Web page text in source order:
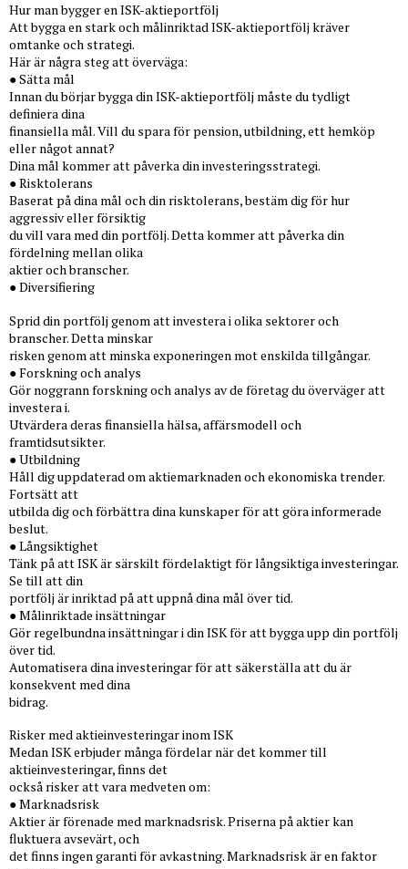
Hur man bygger en ISK-aktieportfölj
Att bygga en stark och målinriktad ISK-aktieportfölj kräver
omtanke och strategi.
Här är några steg att överväga:
● Sätta mål
Innan du börjar bygga din ISK-aktieportfölj måste du tydligt
definiera dina
finansiella mål. Vill du spara för pension, utbildning, ett hemköp
eller något annat?
Dina mål kommer att påverka din investeringsstrategi.
● Risktolerans
Baserat på dina mål och din risktolerans, bestäm dig för hur
aggressiv eller försiktig
du vill vara med din portfölj. Detta kommer att påverka din
fördelning mellan olika
aktier och branscher.
● Diversifiering
Sprid din portfölj genom att investera i olika sektorer och
branscher. Detta minskar
risken genom att minska exponeringen mot enskilda tillgångar.
● Forskning och analys
Gör noggrann forskning och analys av de företag du överväger att
investera i.
Utvärdera deras finansiella hälsa, affärsmodell och
framtidsutsikter.
● Utbildning
Håll dig uppdaterad om aktiemarknaden och ekonomiska trender.
Fortsätt att
utbilda dig och förbättra dina kunskaper för att göra informerade
beslut.
● Långsiktighet
Tänk på att ISK är särskilt fördelaktigt för långsiktiga investeringar.
Se till att din
portfölj är inriktad på att uppnå dina mål över tid.
● Målinriktade insättningar
Gör regelbundna insättningar i din ISK för att bygga upp din portfölj
över tid.
Automatisera dina investeringar för att säkerställa att du är
konsekvent med dina
bidrag.
Risker med aktieinvesteringar inom ISK
Medan ISK erbjuder många fördelar när det kommer till
aktieinvesteringar, finns det
också risker att vara medveten om:
● Marknadsrisk
Aktier är förenade med marknadsrisk. Priserna på aktier kan
fluktuera avsevärt, och
det finns ingen garanti för avkastning. Marknadsrisk är en faktor